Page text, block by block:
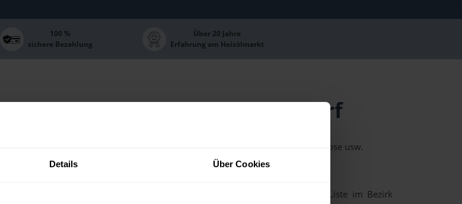
Details Über Cookies
100 %
sichere Bezahlung
Über 20 Jahre
Erfahrung am Heizölmarkt
Auswahl im Bezirk Gänserndorf
sowie weitere lokale Informationen wie Preishistorie, Charts, Preisprognose usw.
Sie gleich Ihr individuelles Preisangebot mit dem Heizöl-Preisrechner.
Ort zu erhalten, wählen Sie bitte einen Ort aus der unten stehenden Liste im Bezirk